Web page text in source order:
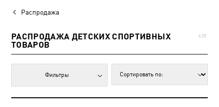
Распродажа
РАСПРОДАЖА ДЕТСКИХ СПОРТИВНЫХ
ТОВАРОВ
630
Фильтры